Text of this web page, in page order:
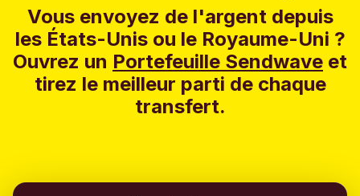
Vous envoyez de l'argent depuis
les États-Unis ou le Royaume-Uni ?
Ouvrez un Portefeuille Sendwave et
tirez le meilleur parti de chaque
transfert.